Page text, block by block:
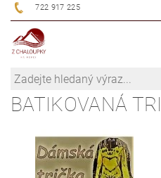
722 917 225
BATIKOVANÁ